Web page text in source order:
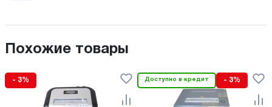
Похожие товары
- 3% Доступно в кредит - 3%